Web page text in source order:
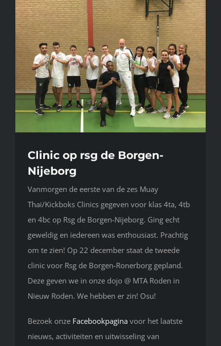
Clinic op rsg de Borgen-
Nijeborg
Vanmorgen de eerste van de zes Muay
Thai/Kickboks Clinics gegeven voor klas 4ta, 4tb
en 4bc op Rsg de Borgen-Nijeborg. Ging echt
geweldig en iedereen was enthousiast. Prachtig
om te zien! Op 22 december staat de tweede
clinic voor Rsg de Borgen-Ronerborg gepland.
Deze geven we in onze dojo @ MTA Roden in
Nieuw Roden. We hebben er zin! Osu!
Bezoek onze Facebookpagina voor het laatste
nieuws, activiteiten en uitwisseling van